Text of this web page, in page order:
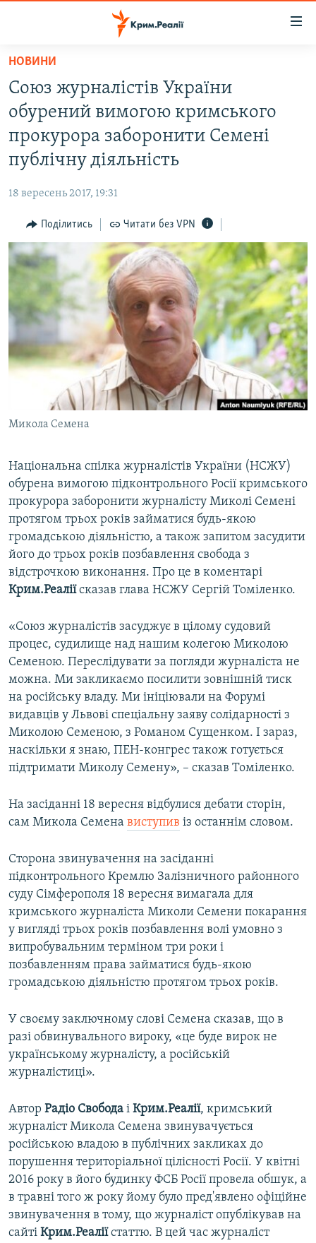
Перейти
основного
матеріалу
Перейти
до
основної
Перейти
пошуку
ВОДА.КРИМ
ВІДЕО ТА ФОТО
ПОЛІТИКА
ПОГЛЯД
ІНТЕРВ'Ю
ВСЕ ЗА ДЕНЬ
СПЕЦПРОЕКТИ
ДЕПОРТАЦІЯ
ВІДЕОУРОКИ «ELIFBE»
СВІДЧЕННЯ ОКУПАЦІЇ
УКРАЇНСЬКА ПРОБЛЕМА КРИМУ
ІНФОГРАФІКА
ЯК ОБІЙТИ БЛОКУВАННЯ
Русский
Qırımtatar
ДОЛУЧАЙСЯ!
Усі сайти RFE/RL
НОВИНИ
Союз журналістів України
обурений вимогою кримського
прокурора заборонити Семені
публічну діяльність
18 вересень 2017, 19:31
Поділитись Читати без VPN
Микола Семена
Національна спілка журналістів України (НСЖУ)
обурена вимогою підконтрольного Росії кримського
прокурора заборонити журналісту Миколі Семені
протягом трьох років займатися будь-якою
громадською діяльністю, а також запитом засудити
його до трьох років позбавлення свобода з
відстрочкою виконання. Про це в коментарі
Крим.Реаліїсказав глава НСЖУ Сергій Томіленко.
«Союз журналістів засуджує в цілому судовий
процес, судилище над нашим колегою Миколою
Семеною. Переслідувати за погляди журналіста не
можна. Ми закликаємо посилити зовнішній тиск
на російську владу. Ми ініціювали на Форумі
видавців у Львові спеціальну заяву солідарності з
Миколою Семеною, з Романом Сущенком. І зараз,
наскільки я знаю, ПЕН-конгрес також готується
підтримати Миколу Семену», – сказав Томіленко.
На засіданні 18 вересня відбулися дебати сторін,
сам Микола Семена виступив із останнім словом.
Сторона звинувачення на засіданні
підконтрольного Кремлю Залізничного районного
суду Сімферополя 18 вересня вимагала для
кримського журналіста Миколи Семени покарання
у вигляді трьох років позбавлення волі умовно з
випробувальним терміном три роки і
позбавленням права займатися будь-якою
громадською діяльністю протягом трьох років.
У своєму заключному слові Семена сказав, що в
разі обвинувального вироку, «це буде вирок не
українському журналісту, а російській
журналістиці».
Автор Радіо Свобода і Крим.Реалії, кримський
журналіст Микола Семена звинувачується
російською владою в публічних закликах до
порушення територіальної цілісності Росії. У квітні
2016 року в його будинку ФСБ Росії провела обшук, а
в травні того ж року йому було пред'явлено офіційне
звинувачення в тому, що журналіст опублікував на
сайті Крим.Реаліїстаттю. В цей час журналіст